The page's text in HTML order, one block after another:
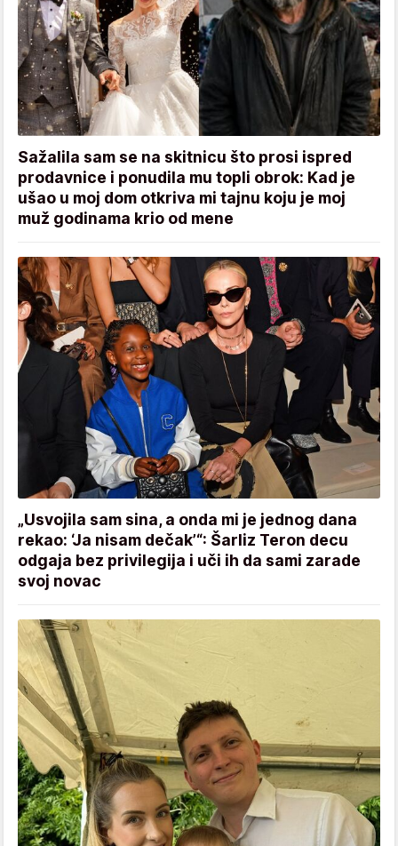
Sažalila sam se na skitnicu što prosi ispred
prodavnice i ponudila mu topli obrok: Kad je
ušao u moj dom otkriva mi tajnu koju je moj
muž godinama krio od mene
„Usvojila sam sina, a onda mi je jednog dana
rekao: ‘Ja nisam dečak’“: Šarliz Teron decu
odgaja bez privilegija i uči ih da sami zarade
svoj novac